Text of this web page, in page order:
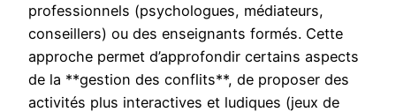
professionnels (psychologues, médiateurs,
conseillers) ou des enseignants formés. Cette
approche permet d’approfondir certains aspects
de la **gestion des conflits**, de proposer des
activités plus interactives et ludiques (jeux de